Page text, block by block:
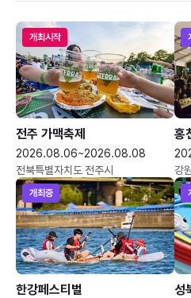
개최시작
전주 가맥축제
2026.08.06~2026.08.08
전북특별자치도 전주시
홍
강
개최중
한강페스티벌 성